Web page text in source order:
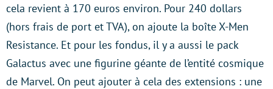
cela revient à 170 euros environ. Pour 240 dollars
(hors frais de port et TVA), on ajoute la boîte X-Men
Resistance. Et pour les fondus, il y a aussi le pack
Galactus avec une figurine géante de l’entité cosmique
de Marvel. On peut ajouter à cela des extensions : une